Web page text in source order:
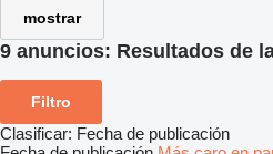
mostrar
9 anuncios: Resultados de
Filtro
Clasificar: Fecha de publicación